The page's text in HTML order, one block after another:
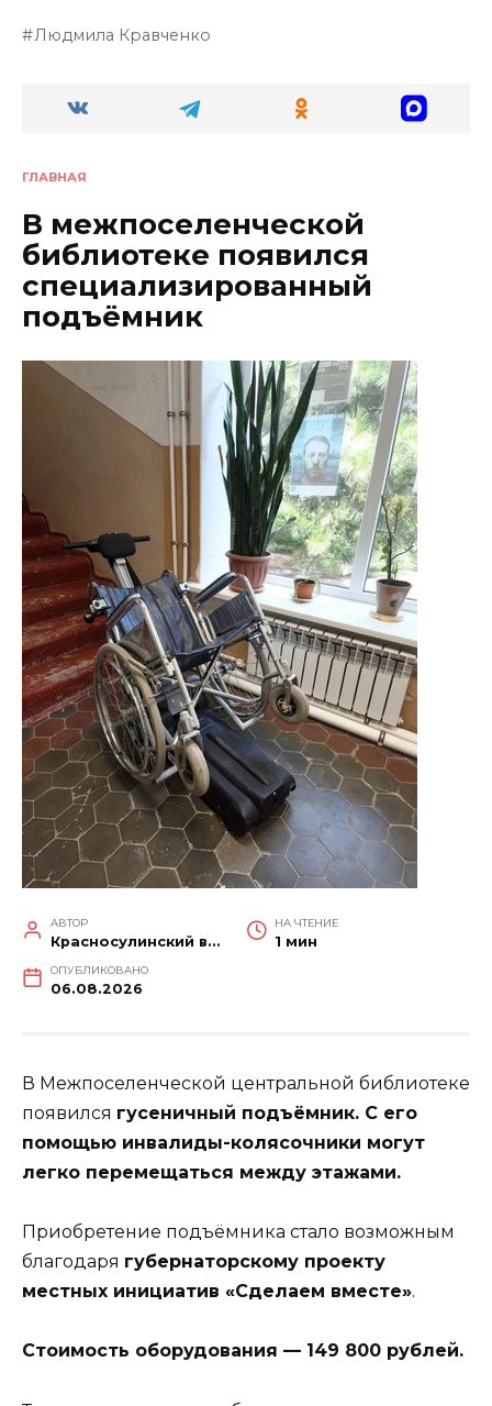
Людмила Кравченко
ГЛАВНАЯ
В межпоселенческой
библиотеке появился
специализированный
подъёмник
АВТОР
Красносулинский вестник
НА ЧТЕНИЕ
1 мин
ОПУБЛИКОВАНО
06.08.2026
В Межпоселенческой центральной библиотеке
появился гусеничный подъёмник. С его
помощью инвалиды-колясочники могут
легко перемещаться между этажами.
Приобретение подъёмника стало возможным
благодаря губернаторскому проекту
местных инициатив «Сделаем вместе».
Стоимость оборудования — 149 800 рублей.